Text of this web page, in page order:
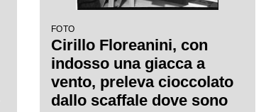
FOTO
Cirillo Floreanini, con
indosso una giacca a
vento, preleva cioccolato
dallo scaffale dove sono